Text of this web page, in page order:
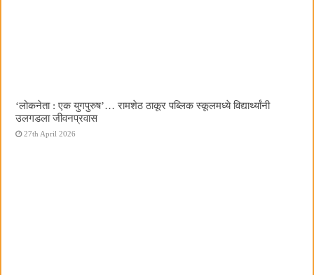
‌‘लोकनेता : एक युगपुरुष‌’… रामशेठ ठाकूर पब्लिक स्कूलमध्ये विद्यार्थ्यांनी
उलगडला जीवनप्रवास
27th April 2026